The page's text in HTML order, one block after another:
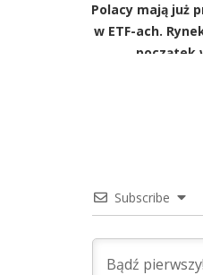
Polacy mają już
w ETF-ach.
początek
Subscribe